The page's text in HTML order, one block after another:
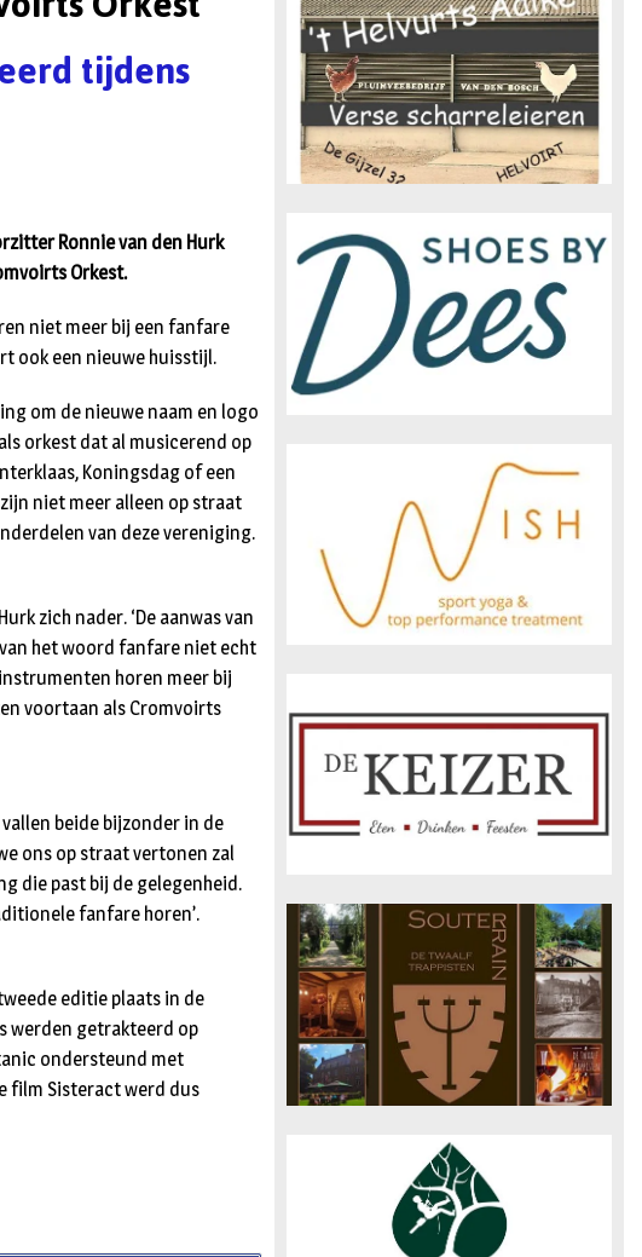
tijdens
Ronnie van den Hurk
Orkest.
niet meer bij een fanfare
ook een nieuwe huisstijl.
om de nieuwe naam en logo
orkest dat al musicerend op
Koningsdag of een
niet meer alleen op straat
van deze vereniging.
zich nader. ‘De aanwas van
het woord fanfare niet echt
horen meer bij
voortaan als Cromvoirts
beide bijzonder in de
ons op straat vertonen zal
die past bij de gelegenheid.
fanfare horen’.
editie plaats in de
werden getrakteerd op
ondersteund met
film Sisteract werd dus
n